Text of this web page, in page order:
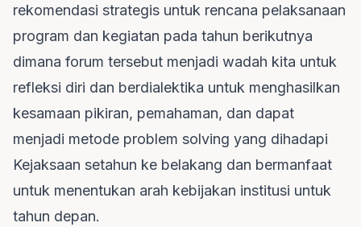
rekomendasi strategis untuk rencana pelaksanaan
program dan kegiatan pada tahun berikutnya
dimana forum tersebut menjadi wadah kita untuk
refleksi diri dan berdialektika untuk menghasilkan
kesamaan pikiran, pemahaman, dan dapat
menjadi metode problem solving yang dihadapi
Kejaksaan setahun ke belakang dan bermanfaat
untuk menentukan arah kebijakan institusi untuk
tahun depan.